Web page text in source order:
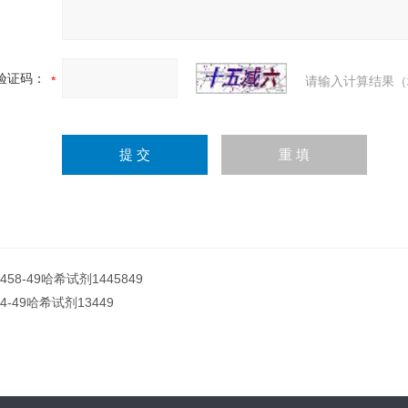
证码： 请输入计算结果
49哈希试剂1445849
49哈希试剂13449